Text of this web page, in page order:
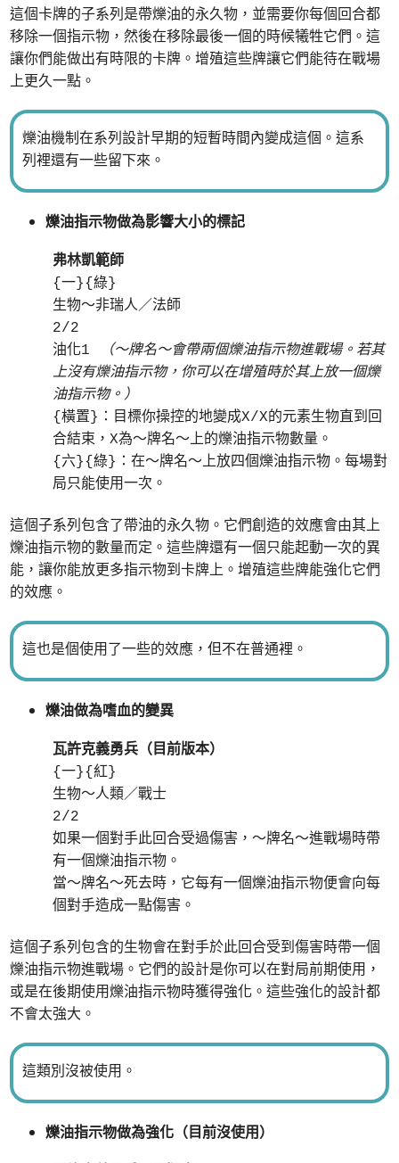
這個卡牌的子系列是帶爍油的永久物，並需要你每個回合都
移除一個指示物，然後在移除最後一個的時候犧牲它們。這
讓你們能做出有時限的卡牌。增殖這些牌讓它們能待在戰場
上更久一點。
爍油機制在系列設計早期的短暫時間內變成這個。這系
列裡還有一些留下來。
爍油指示物做為影響大小的標記
弗林凱範師
{一}{綠}
生物～非瑞人／法師
2/2
油化1
（～牌名～會帶兩個爍油指示物進戰場。若其
上沒有爍油指示物，你可以在增殖時於其上放一個爍
油指示物。）
{橫置}：目標你操控的地變成X/X的元素生物直到回
合結束，X為～牌名～上的爍油指示物數量。
{六}{綠}：在～牌名～上放四個爍油指示物。每場對
局只能使用一次。
這個子系列包含了帶油的永久物。它們創造的效應會由其上
爍油指示物的數量而定。這些牌還有一個只能起動一次的異
能，讓你能放更多指示物到卡牌上。增殖這些牌能強化它們
的效應。
這也是個使用了一些的效應，但不在普通裡。
爍油做為嗜血的變異
瓦許克義勇兵（目前版本）
{一}{紅}
生物～人類／戰士
2/2
如果一個對手此回合受過傷害，～牌名～進戰場時帶
有一個爍油指示物。
當～牌名～死去時，它每有一個爍油指示物便會向每
個對手造成一點傷害。
這個子系列包含的生物會在對手於此回合受到傷害時帶一個
爍油指示物進戰場。它們的設計是你可以在對局前期使用，
或是在後期使用爍油指示物時獲得強化。這些強化的設計都
不會太強大。
這類別沒被使用。
爍油指示物做為強化（目前沒使用）